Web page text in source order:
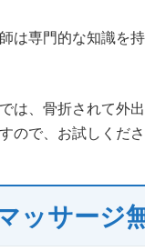
は専門的な知識を
は、骨折されて外
ので、お試しくださ
ッサージ